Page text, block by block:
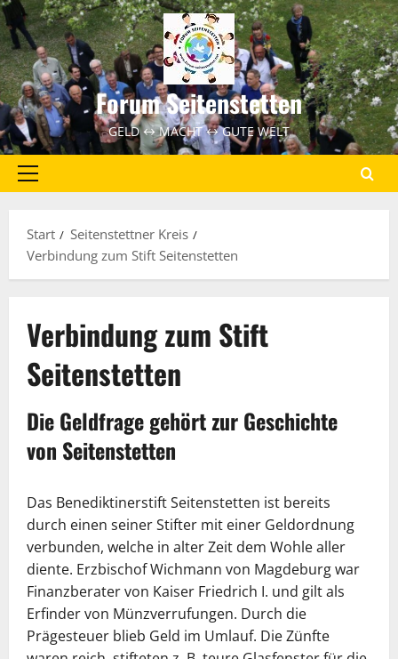
Zum
Inhalt
springen
Forum Seitenstetten
GELD ↔ MACHT ↔ GUTE WELT
Primäres
Start
Seitenstettner Kreis
Verbindung zum Stift Seitenstetten
Verbindung zum Stift
Seitenstetten
Die Geldfrage gehört zur Geschichte
von Seitenstetten
Das Benediktinerstift Seitenstetten ist bereits
durch einen seiner Stifter mit einer Geldordnung
verbunden, welche in alter Zeit dem Wohle aller
diente. Erzbischof Wichmann von Magdeburg war
Finanzberater von Kaiser Friedrich I. und gilt als
Erfinder von Münzverrufungen. Durch die
Prägesteuer blieb Geld im Umlauf. Die Zünfte